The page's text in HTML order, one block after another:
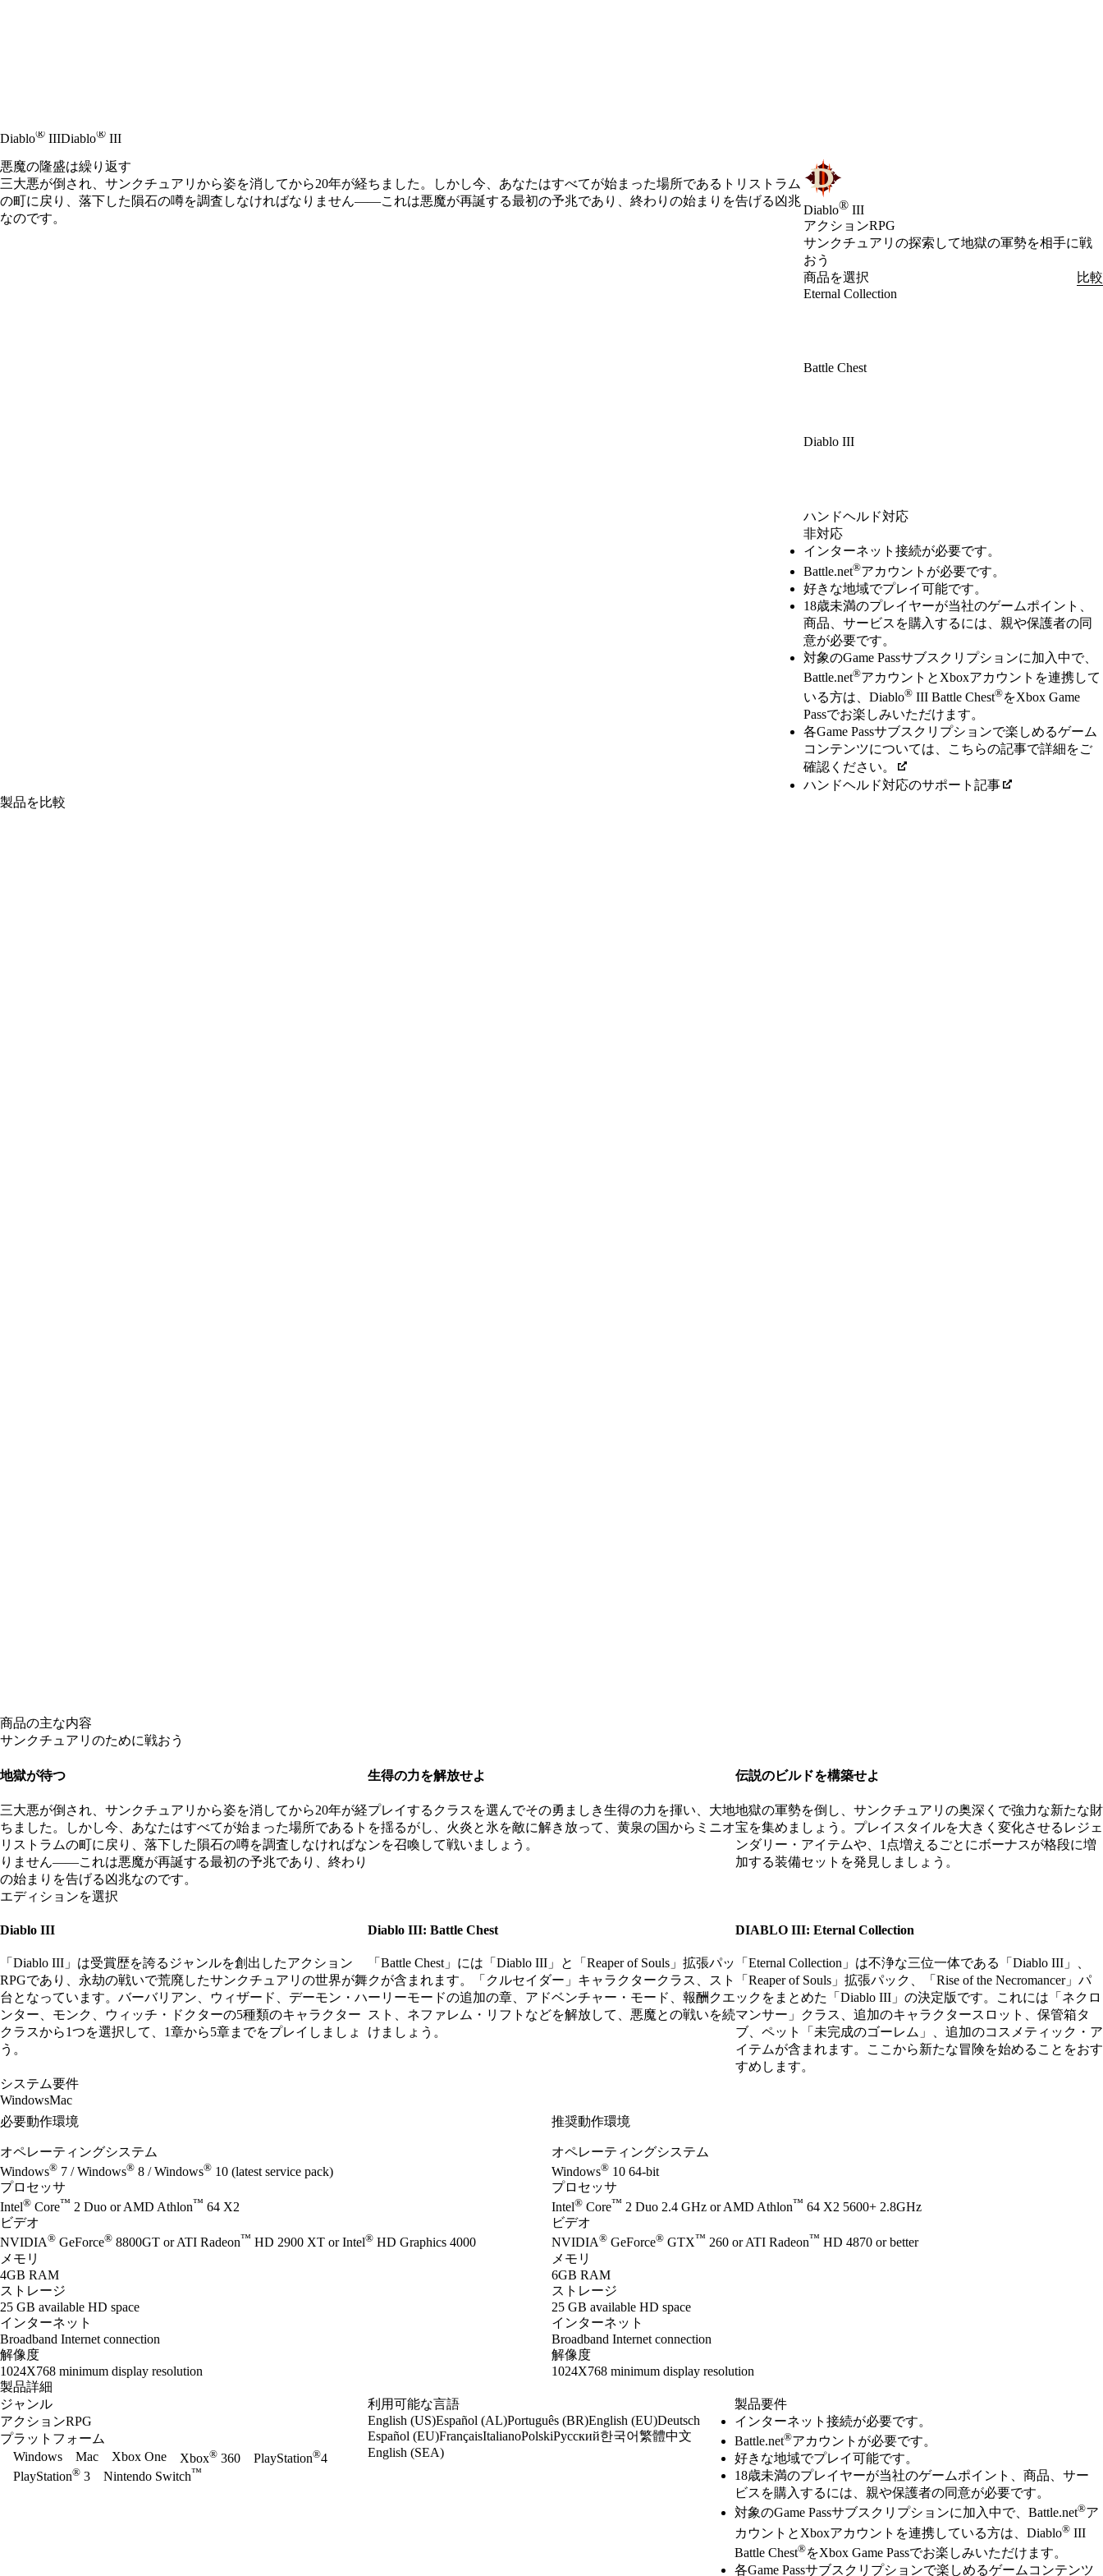
Diablo® IIIDiablo® III
Diablo® III
アクションRPG
Product Notification
サンクチュアリの探索して地獄の軍勢を相手に戦
おう
商品を選択
比較
Eternal Collection
Battle Chest
Diablo III
Available actions
ハンドヘルド対応
非対応
インターネット接続が必要です。
Battle.net®アカウントが必要です。
好きな地域でプレイ可能です。
18歳未満のプレイヤーが当社のゲームポイント、
商品、サービスを購入するには、親や保護者の同
意が必要です。
対象のGame Passサブスクリプションに加入中で、
Battle.net®アカウントとXboxアカウントを連携して
いる方は、Diablo® III Battle Chest®をXbox Game
Passでお楽しみいただけます。
各Game Passサブスクリプションで楽しめるゲーム
コンテンツについては、こちらの記事で詳細をご
確認ください。
ハンドヘルド対応のサポート記事
悪魔の隆盛は繰り返す
三大悪が倒され、サンクチュアリから姿を消してから20年が経ちました。しかし今、あなたはすべてが始まった場所であるトリストラム
の町に戻り、落下した隕石の噂を調査しなければなりません――これは悪魔が再誕する最初の予兆であり、終わりの始まりを告げる凶兆
なのです。
製品を比較
商品の主な内容
サンクチュアリのために戦おう
地獄が待つ
三大悪が倒され、サンクチュアリから姿を消してから20年が経
ちました。しかし今、あなたはすべてが始まった場所であるト
リストラムの町に戻り、落下した隕石の噂を調査しなければな
りません――これは悪魔が再誕する最初の予兆であり、終わり
の始まりを告げる凶兆なのです。
生得の力を解放せよ
プレイするクラスを選んでその勇ましき生得の力を揮い、大地
を揺るがし、火炎と氷を敵に解き放って、黄泉の国からミニオ
ンを召喚して戦いましょう。
伝説のビルドを構築せよ
地獄の軍勢を倒し、サンクチュアリの奥深くで強力な新たな財
宝を集めましょう。プレイスタイルを大きく変化させるレジェ
ンダリー・アイテムや、1点増えるごとにボーナスが格段に増
加する装備セットを発見しましょう。
エディションを選択
Diablo III
「Diablo III」は受賞歴を誇るジャンルを創出したアクション
RPGであり、永劫の戦いで荒廃したサンクチュアリの世界が舞
台となっています。バーバリアン、ウィザード、デーモン・ハ
ンター、モンク、ウィッチ・ドクターの5種類のキャラクター
クラスから1つを選択して、1章から5章までをプレイしましょ
う。
Diablo III: Battle Chest
「Battle Chest」には「Diablo III」と「Reaper of Souls」拡張パッ
クが含まれます。「クルセイダー」キャラクタークラス、スト
ーリーモードの追加の章、アドベンチャー・モード、報酬クエ
スト、ネファレム・リフトなどを解放して、悪魔との戦いを続
けましょう。
DIABLO III: Eternal Collection
「Eternal Collection」は不浄な三位一体である「Diablo III」、
「Reaper of Souls」拡張パック、「Rise of the Necromancer」パ
ックをまとめた「Diablo III」の決定版です。これには「ネクロ
マンサー」クラス、追加のキャラクタースロット、保管箱タ
ブ、ペット「未完成のゴーレム」、追加のコスメティック・ア
イテムが含まれます。ここから新たな冒険を始めることをおす
すめします。
システム要件
WindowsMac
必要動作環境
オペレーティングシステム
Windows® 7 / Windows® 8 / Windows® 10 (latest service pack)
プロセッサ
Intel® Core™ 2 Duo or AMD Athlon™ 64 X2
ビデオ
NVIDIA® GeForce® 8800GT or ATI Radeon™ HD 2900 XT or Intel® HD Graphics 4000
メモリ
4GB RAM
ストレージ
25 GB available HD space
インターネット
Broadband Internet connection
解像度
1024X768 minimum display resolution
推奨動作環境
オペレーティングシステム
Windows® 10 64-bit
プロセッサ
Intel® Core™ 2 Duo 2.4 GHz or AMD Athlon™ 64 X2 5600+ 2.8GHz
ビデオ
NVIDIA® GeForce® GTX™ 260 or ATI Radeon™ HD 4870 or better
メモリ
6GB RAM
ストレージ
25 GB available HD space
インターネット
Broadband Internet connection
解像度
1024X768 minimum display resolution
製品詳細
ジャンル
アクションRPG
プラットフォーム
Windows
Mac Xbox One Xbox® 360 PlayStation®4
PlayStation® 3 Nintendo Switch™
利用可能な言語
English (US)Español (AL)Português (BR)English (EU)Deutsch
Español (EU)FrançaisItalianoPolskiРусский한국어繁體中文
English (SEA)
製品要件
インターネット接続が必要です。
Battle.net®アカウントが必要です。
好きな地域でプレイ可能です。
18歳未満のプレイヤーが当社のゲームポイント、商品、サー
ビスを購入するには、親や保護者の同意が必要です。
対象のGame Passサブスクリプションに加入中で、Battle.net®ア
カウントとXboxアカウントを連携している方は、Diablo® III
Battle Chest®をXbox Game Passでお楽しみいただけます。
各Game Passサブスクリプションで楽しめるゲームコンテンツ